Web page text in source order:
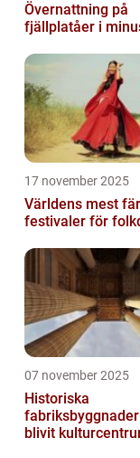
Övernattning på
fjällplatåer i
17 november 2025
Världens mest
festivaler för
07 november 2025
Historiska
blivit